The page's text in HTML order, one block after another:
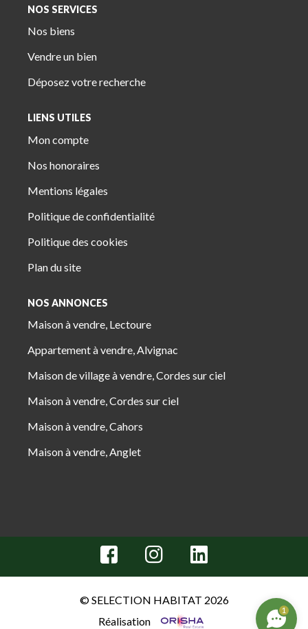
NOS SERVICES
Nos biens
Vendre un bien
Déposez votre recherche
LIENS UTILES
Mon compte
Nos honoraires
Mentions légales
Politique de confidentialité
Politique des cookies
Plan du site
NOS ANNONCES
Maison à vendre, Lectoure
Appartement à vendre, Alvignac
Maison de village à vendre, Cordes sur ciel
Maison à vendre, Cordes sur ciel
Maison à vendre, Cahors
Maison à vendre, Anglet
© SELECTION HABITAT 2026
Réalisation
1